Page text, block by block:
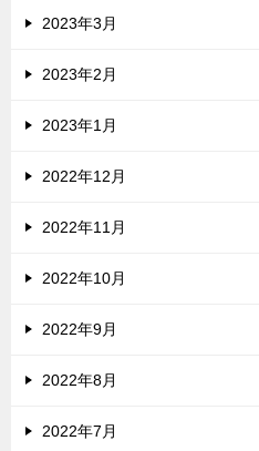
2023年3月
2023年2月
2023年1月
2022年12月
2022年11月
2022年10月
2022年9月
2022年8月
2022年7月